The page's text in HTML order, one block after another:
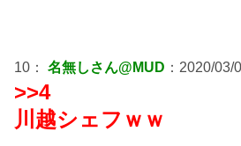
10： 名無しさん@MUD ：2020/
>>4
川越シェフｗｗ